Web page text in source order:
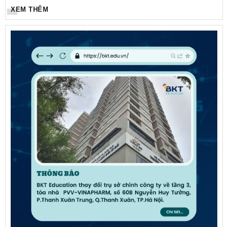
đầu bếp ra còn có nghề bán bánh - Bäckereiverkäuferin. Tuy
không được...
XEM THÊM